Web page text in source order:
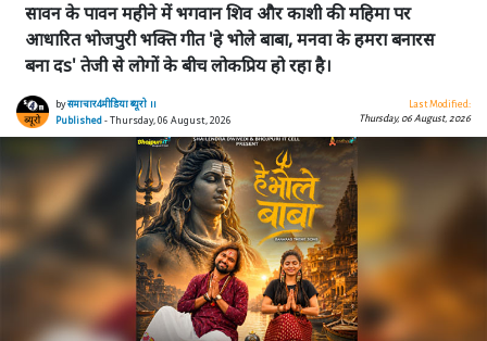
सावन के पावन महीने में भगवान शिव और काशी की महिमा पर
आधारित भोजपुरी भक्ति गीत 'हे भोले बाबा, मनवा के हमरा बनारस
बना दs' तेजी से लोगों के बीच लोकप्रिय हो रहा है।
byसमाचार4मीडिया ब्यूरो ।।
Published - Thursday, 06 August, 2026
Last Modified:
Thursday, 06 August, 2026